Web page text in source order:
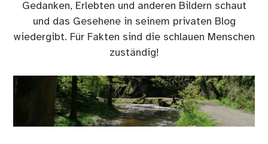
Gedanken, Erlebten und anderen Bildern schaut
und das Gesehene in seinem privaten Blog
wiedergibt. Für Fakten sind die schlauen Menschen
zuständig!